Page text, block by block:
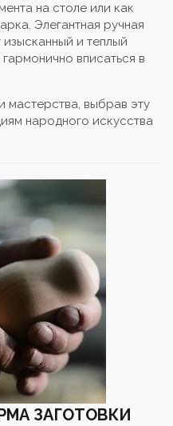
на столе или как
Элегантная ручная
и теплый
вписаться в
мастерства, выбрав эту
народного искусства
ЗАГОТОВКИ